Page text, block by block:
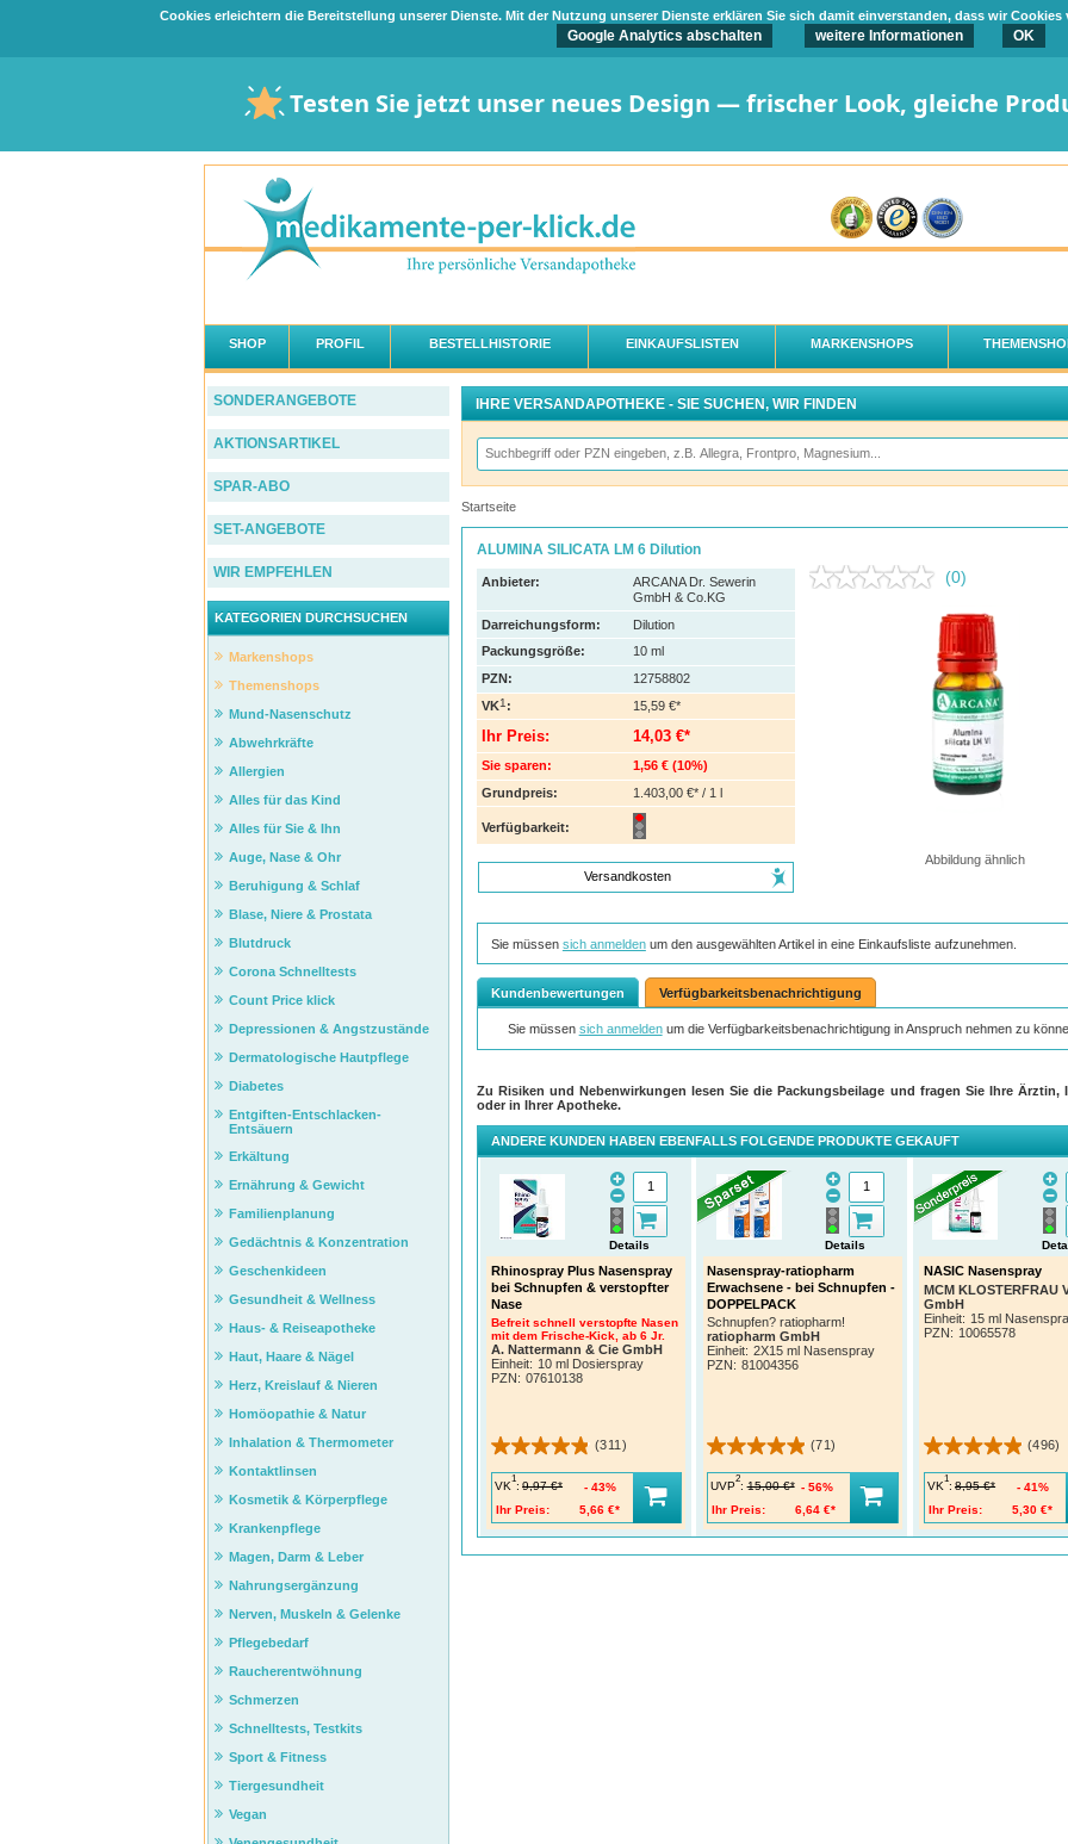
Cookies erleichtern die Bereitstellung unserer Dienste. Mit der Nutzung unserer Dienste erklären Sie sich damit einverstanden, dass wir
Google Analytics abschalten weitere Informationen OK
Testen Sie jetzt unser neues Design — frischer Look, gleiche
SHOP PROFIL BESTELLHISTORIE EINKAUFSLISTEN MARKENSHOPS
IHRE VERSANDAPOTHEKE - SIE SUCHEN, WIR FINDEN
Startseite
ALUMINA SILICATA LM 6 Dilution
(0)
Abbildung ähnlich
Anbieter:
ARCANA Dr. Sewerin
GmbH & Co.KG
Darreichungsform:
Dilution
Packungsgröße:
10 ml
PZN:
12758802
VK1: 15,59 €*
Ihr Preis: 14,03 €*
Sie sparen: 1,56 € (10%)
Grundpreis:
1.403,00 €* / 1 l
Verfügbarkeit:
Versandkosten
Sie müssen sich anmeldenum den ausgewählten Artikel in eine Einkaufsliste aufzunehmen.
Kundenbewertungen Verfügbarkeitsbenachrichtigung
Sie müssen sich anmeldenum die Verfügbarkeitsbenachrichtigung in Anspruch nehmen zu
Zu Risiken und Nebenwirkungen lesen Sie die Packungsbeilage und fragen Sie Ihre Ärztin,
oder in Ihrer Apotheke.
ANDERE KUNDEN HABEN EBENFALLS FOLGENDE PRODUKTE GEKAUFT
Rhinospray Plus Nasenspray
bei Schnupfen & verstopfter
Nase
Befreit schnell verstopfte Nasen
mit dem Frische-Kick, ab 6 Jr.
A. Nattermann & Cie GmbH
Einheit: 10 ml Dosierspray
PZN: 07610138
Details
(311)
VK
1
: 9,97 €*
Ihr Preis:
5,66 €*
43%
Nasenspray-ratiopharm
Erwachsene - bei Schnupfen -
DOPPELPACK
Schnupfen? ratiopharm!
ratiopharm GmbH
Einheit: 2X15 ml Nasenspray
PZN: 81004356
Details
(71)
UVP
2
: 15,00 €*
Ihr Preis:
6,64 €*
56%
NASIC Nasenspray
MCM KLOSTERFRAU
GmbH
Einheit: 15 ml
PZN: 10065578
(496)
VK
1
: 8,95 €*
Ihr Preis:
5,30 €*
41%
SONDERANGEBOTE
AKTIONSARTIKEL
SPAR-ABO
SET-ANGEBOTE
WIR EMPFEHLEN
KATEGORIEN DURCHSUCHEN
Markenshops
Themenshops
Mund-Nasenschutz
Abwehrkräfte
Allergien
Alles für das Kind
Alles für Sie & Ihn
Auge, Nase & Ohr
Beruhigung & Schlaf
Blase, Niere & Prostata
Blutdruck
Corona Schnelltests
Count Price klick
Depressionen & Angstzustände
Dermatologische Hautpflege
Diabetes
Entgiften-Entschlacken-
Entsäuern
Erkältung
Ernährung & Gewicht
Familienplanung
Gedächtnis & Konzentration
Geschenkideen
Gesundheit & Wellness
Haus- & Reiseapotheke
Haut, Haare & Nägel
Herz, Kreislauf & Nieren
Homöopathie & Natur
Inhalation & Thermometer
Kontaktlinsen
Kosmetik & Körperpflege
Krankenpflege
Magen, Darm & Leber
Nahrungsergänzung
Nerven, Muskeln & Gelenke
Pflegebedarf
Raucherentwöhnung
Schmerzen
Schnelltests, Testkits
Sport & Fitness
Tiergesundheit
Vegan